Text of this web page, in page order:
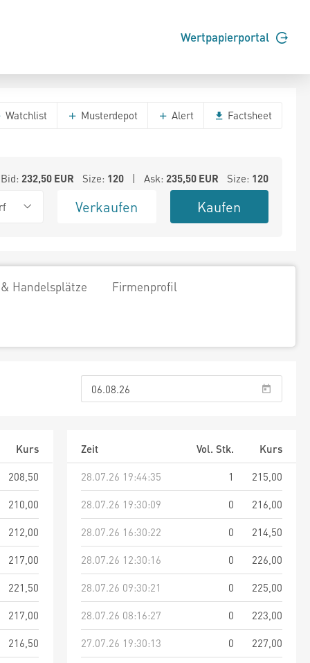
Wertpapierportal
Watchlist Musterdepot Alert Factsheet
Bid: 232,50EUR Size: 120| Ask: 235,50EUR Size: 120
Verkaufen Kaufen
Handelsplätze Firmenprofil
Kurs
208,50
210,00
212,00
217,00
221,50
217,00
216,50
Zeit Vol. Stk.
Kurs
28.07.26 19:44:35
1
215,00
28.07.26 19:30:09
0
216,00
28.07.26 16:30:22
0
214,50
28.07.26 12:30:16
0
226,00
28.07.26 09:30:21
0
225,00
28.07.26 08:16:27
0
223,00
27.07.26 19:30:13
0
227,00